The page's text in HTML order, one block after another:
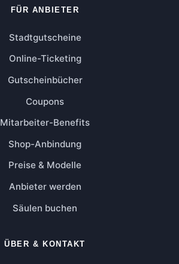
FÜR ANBIETER
Stadtgutscheine
Online-Ticketing
Gutscheinbücher
Coupons
Mitarbeiter-Benefits
Shop-Anbindung
Preise & Modelle
Anbieter werden
Säulen buchen
ÜBER & KONTAKT